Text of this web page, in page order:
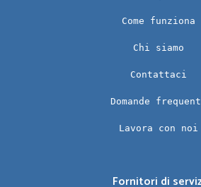
Come funziona
Chi siamo
Contattaci
Domande
Lavora con noi
Fornitori di